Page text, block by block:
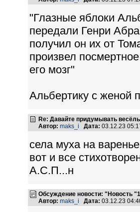
"Глазные яблоки
передали Генри
получил он их от
произвел
его мозг"
Альбертику с женой
Re: Давайте придумывать
Автор: maks_i Дата: 03.12.23
села муха на варенье
вот и все
А.С.П...н
Обсуждение новости: "Новость
Автор: maks_i Дата: 03.12.23